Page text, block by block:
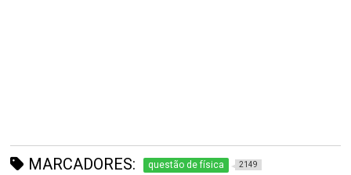
MARCADORES: questão de física 2149